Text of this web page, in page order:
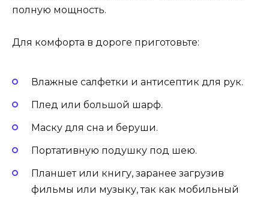
полную мощность.
Для комфорта в дороге приготовьте:
Влажные салфетки и антисептик для рук.
Плед или большой шарф.
Маску для сна и беруши.
Портативную подушку под шею.
Планшет или книгу, заранее загрузив
фильмы или музыку, так как мобильный